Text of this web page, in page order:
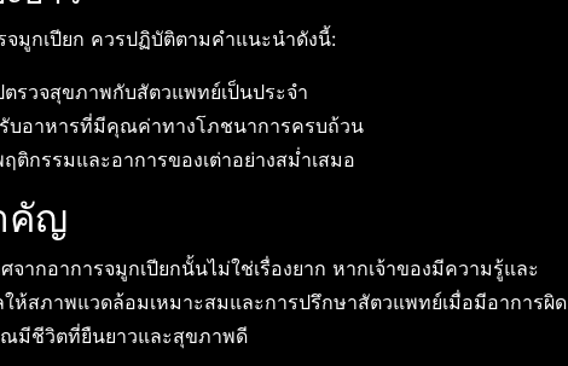
จมูกเปียก ควรปฏิบัติตามคำแนะนำดังนี้:
ตรวจสุขภาพกับสัตวแพทย์เป็นประจำ
รับอาหารที่มีคุณค่าทางโภชนาการครบถ้วน
ติกรรมและอาการของเต่าอย่างสม่ำเสมอ
คัญ
ากอาการจมูกเปียกนั้นไม่ใช่เรื่องยาก หากเจ้าของมีความรู้และ
ให้สภาพแวดล้อมเหมาะสมและการปรึกษาสัตวแพทย์เมื่อมีอาการผิด
มีชีวิตที่ยืนยาวและสุขภาพดี